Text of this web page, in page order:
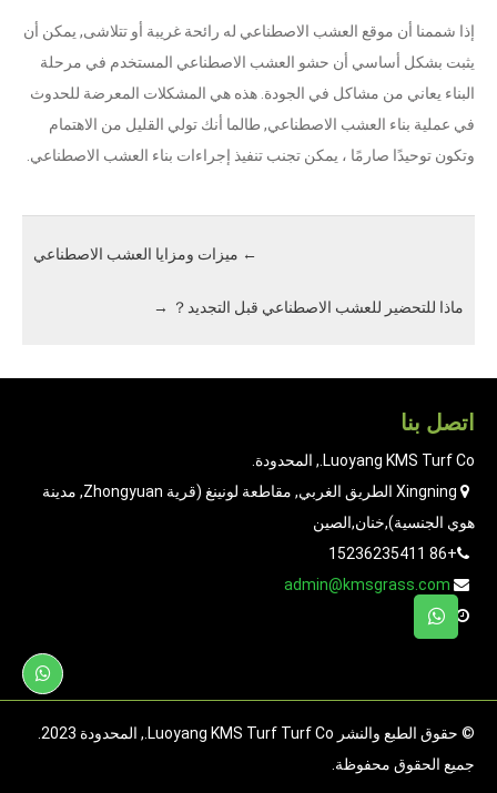
إذا شممنا أن موقع العشب الاصطناعي له رائحة غريبة أو تتلاشى, يمكن أن
يثبت بشكل أساسي أن حشو العشب الاصطناعي المستخدم في مرحلة
البناء يعاني من مشاكل في الجودة. هذه هي المشكلات المعرضة للحدوث
في عملية بناء العشب الاصطناعي, طالما أنك تولي القليل من الاهتمام
وتكون توحيدًا صارمًا ، يمكن تجنب تنفيذ إجراءات بناء العشب الاصطناعي.
← ميزات ومزايا العشب الاصطناعي
ماذا للتحضير للعشب الاصطناعي قبل التجديد？ →
اتصل بنا
Luoyang KMS Turf Co., المحدودة.
Xingning الطريق الغربي, مقاطعة لونينغ (قرية Zhongyuan, مدينة
هوي الجنسية),خنان,الصين
+86 15236235411
admin@kmsgrass.com
جميع الحقوق محفوظة.